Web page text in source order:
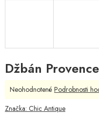
Džbán
Priemerné
produktu
Neohodnotené Podrobnosti
Značka: Chic Antique